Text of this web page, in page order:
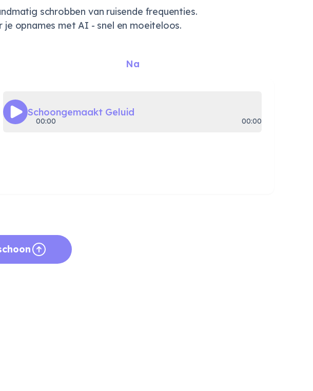
schrobben van ruisende frequenties.
je opnames met AI - snel en moeiteloos.
Na
Schoongemaakt Geluid
00:00 00:00